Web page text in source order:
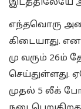
இடத்திலேயே
எந்தவொரு
கிடையாது.
மு வரும் 26ம்
செய்துள்ளது.
முதல் 5 லீக்